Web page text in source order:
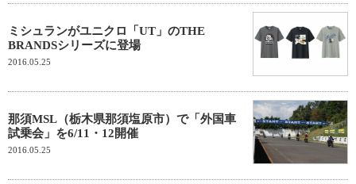
ミシュランがユニクロ「UT」のTHE
BRANDSシリーズに登場
2016.05.25
那須MSL（栃木県那須塩原市）で「外国車
試乗会」を6/11・12開催
2016.05.25